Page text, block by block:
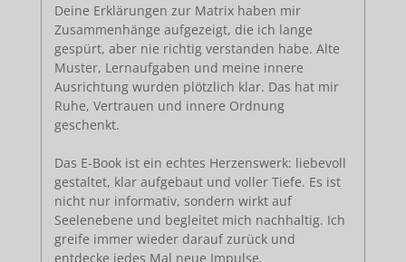
Deine Erklärungen zur Matrix haben mir
Zusammenhänge aufgezeigt, die ich lange
gespürt, aber nie richtig verstanden habe. Alte
Muster, Lernaufgaben und meine innere
Ausrichtung wurden plötzlich klar. Das hat mir
Ruhe, Vertrauen und innere Ordnung
geschenkt.
Das E-Book ist ein echtes Herzenswerk: liebevoll
gestaltet, klar aufgebaut und voller Tiefe. Es ist
nicht nur informativ, sondern wirkt auf
Seelenebene und begleitet mich nachhaltig. Ich
greife immer wieder darauf zurück und
entdecke jedes Mal neue Impulse.